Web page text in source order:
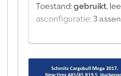
Toestand:gebruikt,
asconfiguratie: 3 assen
,
mechanisch,
luchtvering, achterste
elektronisch